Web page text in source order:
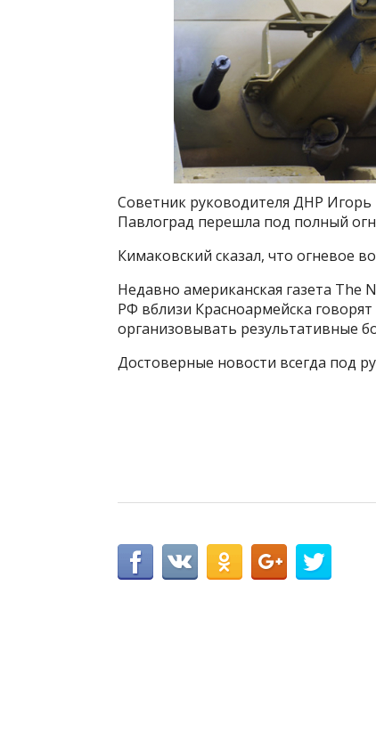
Советник руководителя ДНР Игорь
Павлоград перешла под полный
Кимаковский сказал, что огневое
Недавно американская газета The
РФ вблизи Красноармейска
организовывать результативные
Достоверные новости всегда под